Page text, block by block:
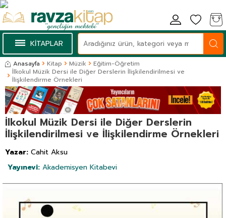
KİTAPLAR
Anasayfa Kitap Müzik
Eğitim-Öğretim
İlkokul Müzik Dersi ile Diğer Derslerin İlişkilendirilmesi ve
İlişkilendirme Örnekleri
İlkokul Müzik Dersi ile Diğer Derslerin
İlişkilendirilmesi ve İlişkilendirme Örnekleri
Yazar: Cahit Aksu
Yayınevi: Akademisyen Kitabevi